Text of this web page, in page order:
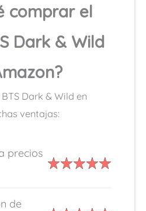
comprar el
Dark & Wild
Dark & Wild en
ventajas:
precios
de